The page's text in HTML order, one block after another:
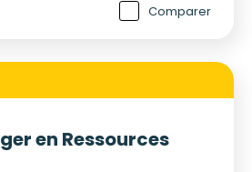
Comparer
en Ressources